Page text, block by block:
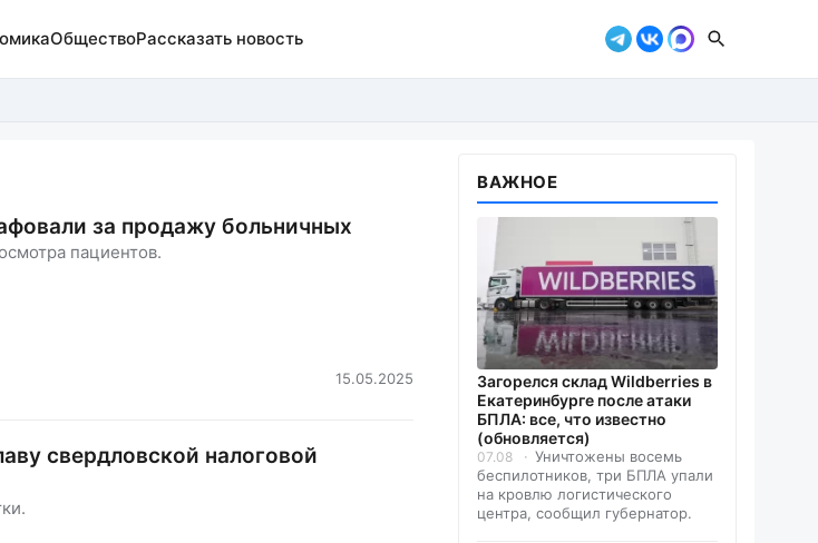
ОбществоРассказать новость
за продажу больничных
пациентов.
15.05.2025
свердловской налоговой
ВАЖНОЕ
Загорелся склад Wildberries в
Екатеринбурге после атаки
БПЛА: все, что известно
(обновляется)
07.08
Уничтожены восемь
беспилотников, три БПЛА упали
на кровлю логистического
центра, сообщил губернатор.